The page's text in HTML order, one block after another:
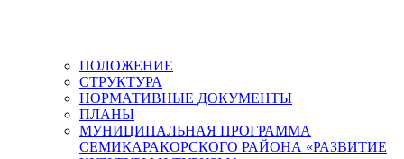
ПОЛОЖЕНИЕ
СТРУКТУРА
НОРМАТИВНЫЕ ДОКУМЕНТЫ
ПЛАНЫ
МУНИЦИПАЛЬНАЯ ПРОГРАММА
СЕМИКАРАКОРСКОГО РАЙОНА «РАЗВИТИЕ